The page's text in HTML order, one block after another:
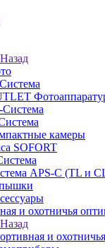
Назад
Система
камеры
SOFORT
APS-C (TL и
и охотничья
Назад
и